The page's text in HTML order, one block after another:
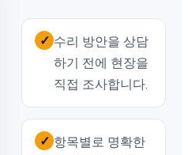
✓ 수리 방안을 상담
하기 전에 현장을
직접 조사합니다.
✓ 항목별로 명확한